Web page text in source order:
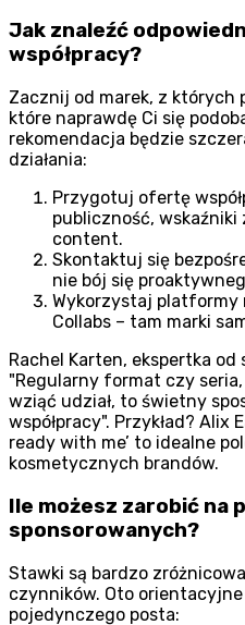
Jak znaleźć
współpracy?
Zacznij od marek, z których
które naprawdę Ci się
rekomendacja będzie
działania:
Przygotuj ofertę
publiczność, wskaźniki
content.
Skontaktuj się
nie bój się
Wykorzystaj
Collabs – tam marki
Rachel Karten, ekspertka od
Regularny format czy
wziąć udział, to świetny
współpracy . Przykład? Alix
ready with me’ to idealne
kosmetycznych brandów.
Ile możesz zarobić na
sponsorowanych?
Stawki są bardzo
czynników. Oto orientacyjne
pojedynczego posta: